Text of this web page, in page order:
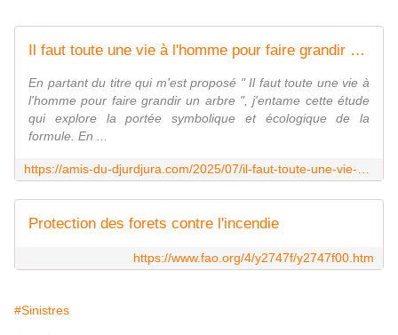
Il faut toute une vie à l'homme pour faire grandir un arbre : une réflexion interdisciplinaire sur le temps long, la transmission et la durabilité - Ǧeṛǧeṛ
En partant du titre qui m'est proposé " Il faut toute une vie à
l'homme pour faire grandir un arbre ", j'entame cette étude
qui explore la portée symbolique et écologique de la
formule. En ...
Protection des forets contre l'incendie
https://www.fao.org/4/y2747f/y2747f00.htm
#Sinistres